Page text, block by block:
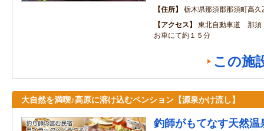
住所
栃木県那須郡那須町高
アクセス
東北自動車道 那須
お車にて約１５分
この施
大自然を満喫♪高原に溶け込むペンション【源泉かけ流し】
釣師がもてなす天然温